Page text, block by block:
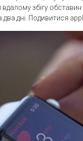
збігу
дні. Подивитися